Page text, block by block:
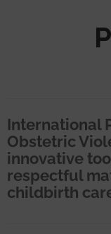
International
Obstetric
innovative
respectful
childbirth